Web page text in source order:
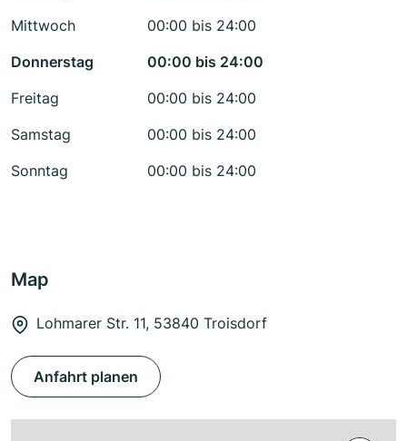
Mittwoch
00:00 bis 24:00
Donnerstag
00:00 bis 24:00
Freitag
00:00 bis 24:00
Samstag
00:00 bis 24:00
Sonntag
00:00 bis 24:00
Map
Lohmarer Str. 11, 53840 Troisdorf
Anfahrt planen